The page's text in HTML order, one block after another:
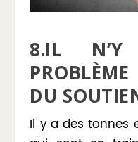
8.IL
DU
Il y a des tonnes